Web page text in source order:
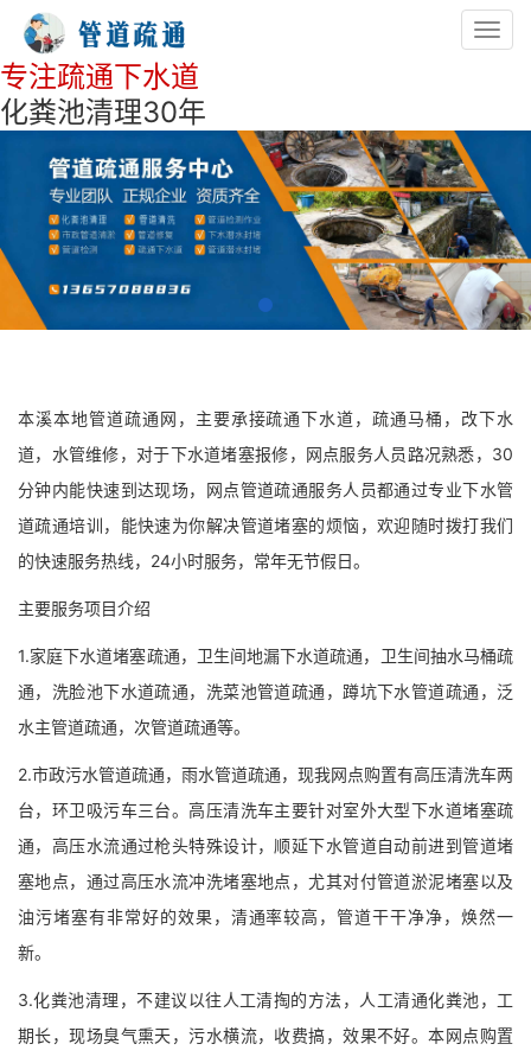
专注疏通下水道
化粪池清理30年
本溪本地管道疏通网，主要承接疏通下水道，疏通马桶，改下水
道，水管维修，对于下水道堵塞报修，网点服务人员路况熟悉，30
分钟内能快速到达现场，网点管道疏通服务人员都通过专业下水管
道疏通培训，能快速为你解决管道堵塞的烦恼，欢迎随时拨打我们
的快速服务热线，24小时服务，常年无节假日。
主要服务项目介绍
1.家庭下水道堵塞疏通，卫生间地漏下水道疏通，卫生间抽水马桶疏
通，洗脸池下水道疏通，洗菜池管道疏通，蹲坑下水管道疏通，泛
水主管道疏通，次管道疏通等。
2.市政污水管道疏通，雨水管道疏通，现我网点购置有高压清洗车两
台，环卫吸污车三台。高压清洗车主要针对室外大型下水道堵塞疏
通，高压水流通过枪头特殊设计，顺延下水管道自动前进到管道堵
塞地点，通过高压水流冲洗堵塞地点，尤其对付管道淤泥堵塞以及
油污堵塞有非常好的效果，清通率较高，管道干干净净，焕然一
新。
3.化粪池清理，不建议以往人工清掏的方法，人工清通化粪池，工
期长，现场臭气熏天，污水横流，收费搞，效果不好。本网点购置